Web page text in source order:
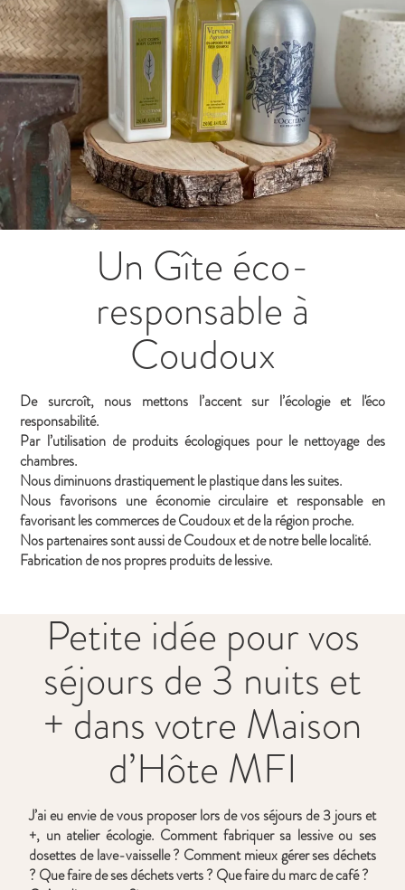
Un Gîte éco-
responsable à
Coudoux
De surcroît, nous mettons l’accent sur l’écologie et l'éco
responsabilité.
Par l’utilisation de produits écologiques pour le nettoyage des
chambres.
Nous diminuons drastiquement le plastique dans les suites.
Nous favorisons une économie circulaire et responsable en
favorisant les commerces de Coudoux et de la région proche.
Nos partenaires sont aussi de Coudoux et de notre belle localité.
Fabrication de nos propres produits de lessive.
Petite idée pour vos
séjours de 3 nuits et
+ dans votre Maison
d’Hôte MFI
J’ai eu envie de vous proposer lors de vos séjours de 3 jours et
+, un atelier écologie. Comment fabriquer sa lessive ou ses
dosettes de lave-vaisselle ? Comment mieux gérer ses déchets
? Que faire de ses déchets verts ? Que faire du marc de café ?